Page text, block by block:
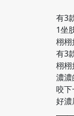
有3
1坐
栩栩
有3
栩
濃濃
咬下
好